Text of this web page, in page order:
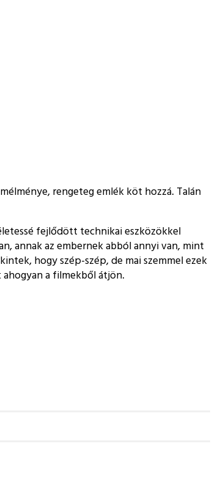
rengeteg emlék köt hozzá. Talán
fejlődött technikai eszközökkel
annak az embernek abból annyi van, mint
hogy szép-szép, de mai szemmel ezek
a filmekből átjön.